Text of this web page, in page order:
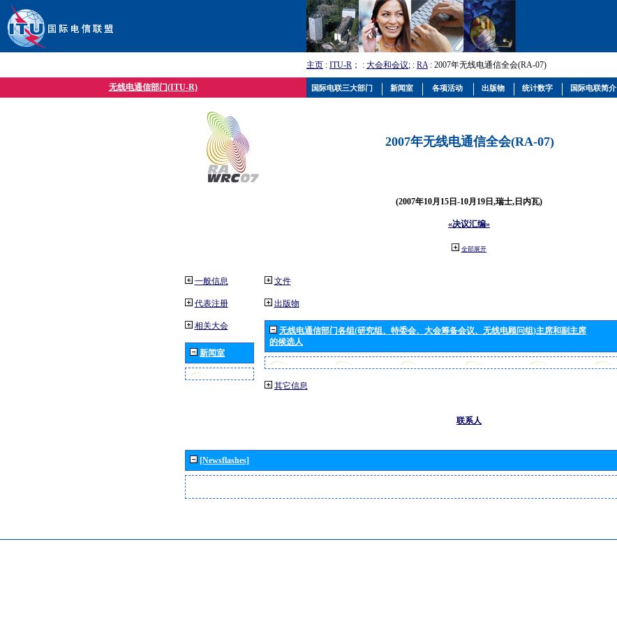
主页 : ITU-R ； : 大会和会议; : RA: 2007年无线电通信全会(RA-07)
无线电通信部门(ITU-R)
2007年无线电通信全会(RA-07)
(2007年10月15日-10月19日,瑞士,日内瓦)
«决议汇编»
全部展开
一般信息
代表注册
相关大会
新闻室
文件
出版物
无线电通信部门各组(研究组、特委会、大会筹备会议、无线电顾问组)主席和副主席
的候选人
其它信息
联系人
[Newsflashes]
国际电联三大部门 新闻室 各项活动 出版物 统计数字 国际电联简介